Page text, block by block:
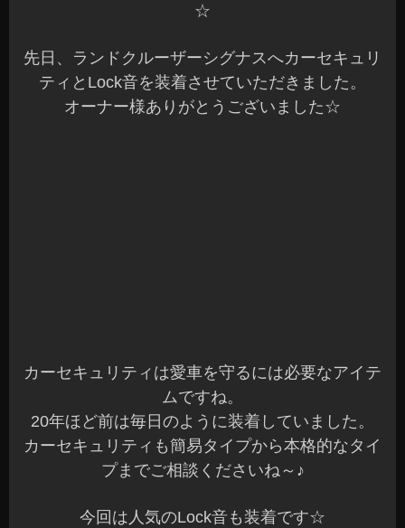
☆
先日、ランドクルーザーシグナスへカーセキュリ
ティとLock音を装着させていただきました。
オーナー様ありがとうございました☆
ロック/アンロックに連動してカッコいいアンサー
バック音が鳴ります。
好みでアンサーバック回数や音も調整できるんで
す♪
純正のアンサーバック音からカッコいいアンサー
一部当店に在庫もありま～す☆